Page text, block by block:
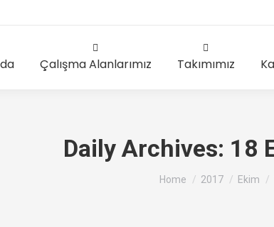
Çalışma Alanlarımız Takımımız
Daily Archives: 18
You are here:
Home 2017 Ekim